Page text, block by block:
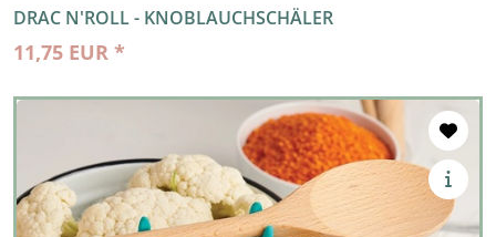
DRAC N'ROLL - KNOBLAUCHSCHÄLER
11,75 EUR *